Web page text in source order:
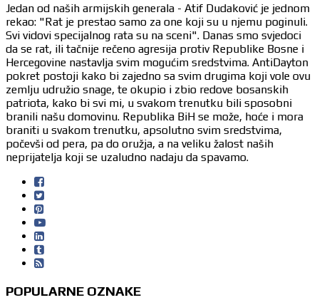
Jedan od naših armijskih generala - Atif Dudaković je jednom
rekao: "Rat je prestao samo za one koji su u njemu poginuli.
Svi vidovi specijalnog rata su na sceni". Danas smo svjedoci
da se rat, ili tačnije rečeno agresija protiv Republike Bosne i
Hercegovine nastavlja svim mogućim sredstvima. AntiDayton
pokret postoji kako bi zajedno sa svim drugima koji vole ovu
zemlju udružio snage, te okupio i zbio redove bosanskih
patriota, kako bi svi mi, u svakom trenutku bili sposobni
branili našu domovinu. Republika BiH se može, hoće i mora
braniti u svakom trenutku, apsolutno svim sredstvima,
počevši od pera, pa do oružja, a na veliku žalost naših
neprijatelja koji se uzaludno nadaju da spavamo.
POPULARNE OZNAKE